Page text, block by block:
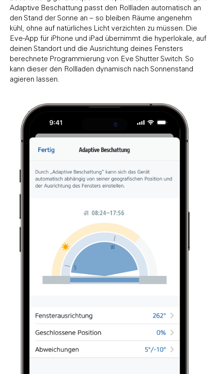
Adaptive Beschattung passt den Rollladen automatisch an
den Stand der Sonne an – so bleiben Räume angenehm
kühl, ohne auf natürliches Licht verzichten zu müssen. Die
Eve-App für iPhone und iPad übernimmt die hyperlokale, auf
deinen Standort und die Ausrichtung deines Fensters
berechnete Programmierung von Eve Shutter Switch. So
kann dieser den Rollladen dynamisch nach Sonnenstand
agieren lassen.